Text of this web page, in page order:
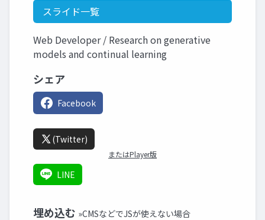
スライド一覧
Web Developer / Research on generative
models and continual learning
シェア
Facebook
(Twitter)
またはPlayer版
LINE
埋め込む »CMSなどでJSが使えない場合